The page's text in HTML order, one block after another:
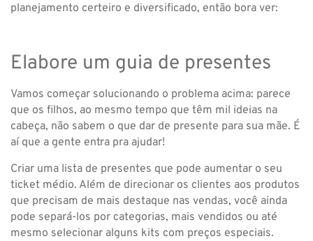
planejamento certeiro e diversificado, então bora ver:
Elabore um guia de presentes
Vamos começar solucionando o problema acima: parece
que os filhos, ao mesmo tempo que têm mil ideias na
cabeça, não sabem o que dar de presente para sua mãe. É
aí que a gente entra pra ajudar!
Criar uma lista de presentes que pode aumentar o seu
ticket médio. Além de direcionar os clientes aos produtos
que precisam de mais destaque nas vendas, você ainda
pode separá-los por categorias, mais vendidos ou até
mesmo selecionar alguns kits com preços especiais.